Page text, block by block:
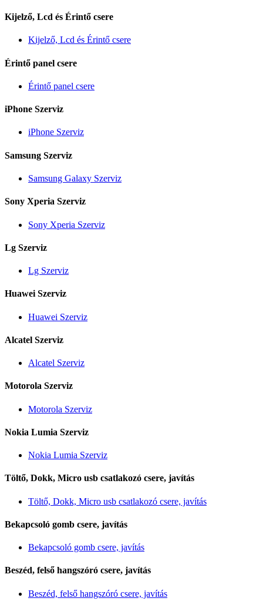
Kijelző, Lcd és Érintő csere
Kijelző, Lcd és Érintő csere
Érintő panel csere
Érintő panel csere
iPhone Szerviz
iPhone Szerviz
Samsung Szerviz
Samsung Galaxy Szerviz
Sony Xperia Szerviz
Sony Xperia Szerviz
Lg Szerviz
Lg Szerviz
Huawei Szerviz
Huawei Szerviz
Alcatel Szerviz
Alcatel Szerviz
Motorola Szerviz
Motorola Szerviz
Nokia Lumia Szerviz
Nokia Lumia Szerviz
Töltő, Dokk, Micro usb csatlakozó csere, javítás
Töltő, Dokk, Micro usb csatlakozó csere, javítás
Bekapcsoló gomb csere, javítás
Bekapcsoló gomb csere, javítás
Beszéd, felső hangszóró csere, javítás
Beszéd, felső hangszóró csere, javítás